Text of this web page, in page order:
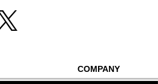
COMPANY